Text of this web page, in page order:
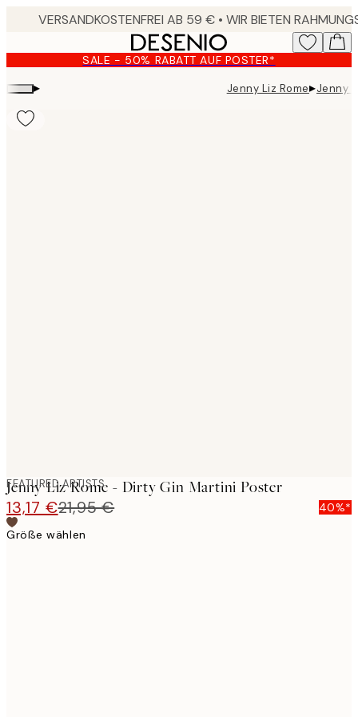
content.
SALE - 50% RABATT AUF POSTER*
▸ Jenny Liz Rome▸Jenny
FEATURED ARTISTS
Jenny Liz Rome - Dirty Gin Martini Poster
13,17 €21,95 €
40%*
Größe wählen